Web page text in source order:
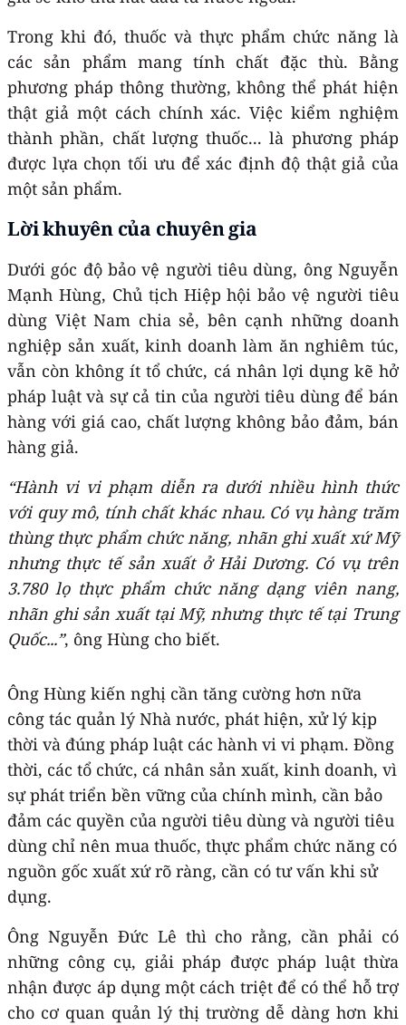
Trong khi đó, thuốc và thực phẩm chức năng là
các sản phẩm mang tính chất đặc thù. Bằng
phương pháp thông thường, không thể phát hiện
thật giả một cách chính xác. Việc kiểm nghiệm
thành phần, chất lượng thuốc... là phương pháp
được lựa chọn tối ưu để xác định độ thật giả của
một sản phẩm.
Lời khuyên của chuyên gia
Dưới góc độ bảo vệ người tiêu dùng, ông Nguyễn
Mạnh Hùng, Chủ tịch Hiệp hội bảo vệ người tiêu
dùng Việt Nam chia sẻ, bên cạnh những doanh
nghiệp sản xuất, kinh doanh làm ăn nghiêm túc,
vẫn còn không ít tổ chức, cá nhân lợi dụng kẽ hở
pháp luật và sự cả tin của người tiêu dùng để bán
hàng với giá cao, chất lượng không bảo đảm, bán
hàng giả.
“Hành vi vi phạm diễn ra dưới nhiều hình thức
với quy mô, tính chất khác nhau. Có vụ hàng trăm
thùng thực phẩm chức năng, nhãn ghi xuất xứ Mỹ
nhưng thực tế sản xuất ở Hải Dương. Có vụ trên
3.780 lọ thực phẩm chức năng dạng viên nang,
nhãn ghi sản xuất tại Mỹ, nhưng thực tế tại Trung
Quốc...”, ông Hùng cho biết.
Ông Hùng kiến nghị cần tăng cường hơn nữa
công tác quản lý Nhà nước, phát hiện, xử lý kịp
thời và đúng pháp luật các hành vi vi phạm. Đồng
thời, các tổ chức, cá nhân sản xuất, kinh doanh, vì
sự phát triển bền vững của chính mình, cần bảo
đảm các quyền của người tiêu dùng và người tiêu
dùng chỉ nên mua thuốc, thực phẩm chức năng có
nguồn gốc xuất xứ rõ ràng, cần có tư vấn khi sử
dụng.
Ông Nguyễn Đức Lê thì cho rằng, cần phải có
những công cụ, giải pháp được pháp luật thừa
nhận được áp dụng một cách triệt để có thể hỗ trợ
cho cơ quan quản lý thị trường dễ dàng hơn khi